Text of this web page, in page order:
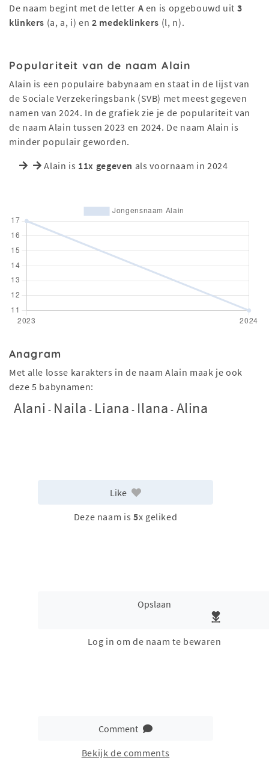
De naam begint met de letter A en is opgebouwd uit 3
klinkers (a, a, i) en2 medeklinkers (l, n).
Populariteit van de naam Alain
Alain is een populaire babynaam en staat in de lijst van
de Sociale Verzekeringsbank (SVB) met meest gegeven
namen van 2024. In de grafiek zie je de populariteit van
de naam Alain tussen 2023 en 2024. De naam Alain is
minder populair geworden.
Alain is 11x gegeven als voornaam in 2024
Anagram
Met alle losse karakters in de naam Alain maak je ook
deze 5 babynamen:
Alani - Naila - Liana - Ilana - Alina
Like
Deze naam is 5x geliked
Opslaan
Log in om de naam te bewaren
Comment
Bekijk de comments